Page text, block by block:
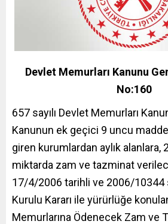
Devlet Memurları Kanunu
No:160
657 sayılı Devlet Memurları
Kanunun ek geçici 9 uncu
giren kurumlardan aylık alanlara,
miktarda zam ve tazminat
17/4/2006 tarihli ve 2006/10344
Kurulu Kararı ile yürürlüğe
Memurlarına Ödenecek Zam ve